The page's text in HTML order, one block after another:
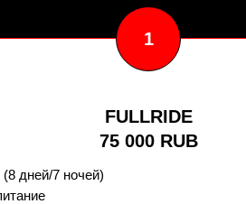
FULLRIDE
75 000 RUB
дней/7 ночей)